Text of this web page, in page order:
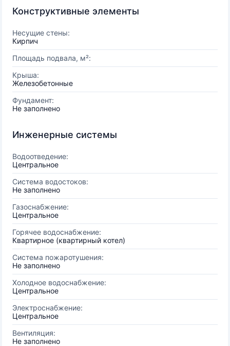
Конструктивные элементы
Несущие стены:
Кирпич
Площадь подвала, м²:
Крыша:
Железобетонные
Фундамент:
Не заполнено
Инженерные системы
Водоотведение:
Центральное
Система водостоков:
Не заполнено
Газоснабжение:
Центральное
Горячее водоснабжение:
Квартирное (квартирный котел)
Система пожаротушения:
Не заполнено
Холодное водоснабжение:
Центральное
Электроснабжение:
Центральное
Вентиляция:
Не заполнено